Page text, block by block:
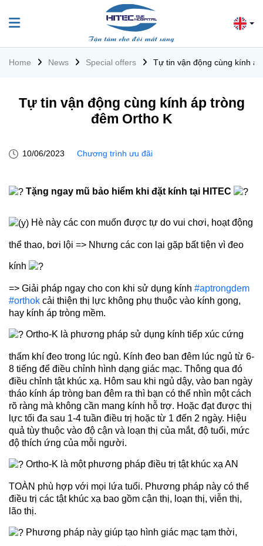
Home News Special offers Tự tin vận động cùng kính
Tự tin vận động cùng kính áp tròng
đêm Ortho K
10/06/2023 Chương trình ưu đãi
Tặng ngay mũ bảo hiểm khi đặt kính tại HITEC
Hè này các con muốn được tự do vui chơi, hoạt động
thể thao, bơi lội => Nhưng các con lại gặp bất tiện vì đeo
kính
=> Giải pháp ngay cho con khi sử dụng kính #aptrongdem
#orthok cải thiện thị lực không phụ thuộc vào kính gọng,
hay kính áp tròng mềm.
Ortho-K là phương pháp sử dụng kính tiếp xúc cứng
thấm khí đeo trong lúc ngủ. Kính đeo ban đêm lúc ngủ từ 6-
8 tiếng để điều chỉnh hình dạng giác mạc. Thông qua đó
điều chỉnh tật khúc xạ. Hôm sau khi ngủ dậy, vào ban ngày
tháo kính áp tròng ban đêm ra thì bạn có thể nhìn một cách
rõ ràng mà không cần mang kính hỗ trợ. Hoặc đạt được thị
lực tối đa sau 1-4 tuần điều trị hoặc từ 1 đến 2 ngày. Hiệu
quả tùy thuộc vào độ cận và loạn thị của mắt, độ tuổi, mức
độ thích ứng của mỗi người.
Ortho-K là một phương pháp điều trị tật khúc xạ AN
TOÀN phù hợp với mọi lứa tuổi. Phương pháp này có thể
điều trị các tật khúc xạ bao gồm cận thị, loạn thị, viễn thị,
lão thị.
Phương pháp này giúp tạo hình giác mạc tạm thời,